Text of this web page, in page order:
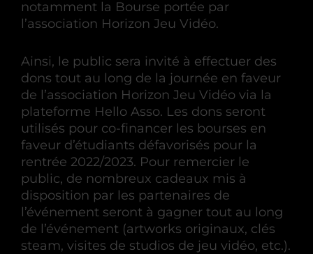
notamment la Bourse portée par
l’association Horizon Jeu Vidéo.
Ainsi, le public sera invité à effectuer des
dons tout au long de la journée en faveur
de l’association Horizon Jeu Vidéo via la
plateforme Hello Asso. Les dons seront
utilisés pour co-financer les bourses en
faveur d’étudiants défavorisés pour la
rentrée 2022/2023. Pour remercier le
public, de nombreux cadeaux mis à
disposition par les partenaires de
l’événement seront à gagner tout au long
de l’événement (artworks originaux, clés
steam, visites de studios de jeu vidéo, etc.).